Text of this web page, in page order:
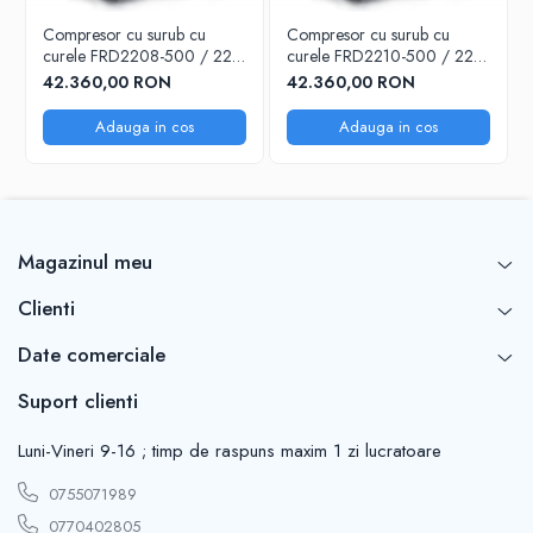
Compresor cu surub cu
curele FRD2208-500 / 22
kw
42.360,00 RON
Adauga in cos
Compresor cu surub cu
curele FRD2210-500 / 22
kw
42.360,00 RON
Adauga in cos
Magazinul meu
Clienti
Date comerciale
Suport clienti
Luni-Vineri 9-16 ; timp de raspuns maxim 1 zi lucratoare
0755071989
0770402805